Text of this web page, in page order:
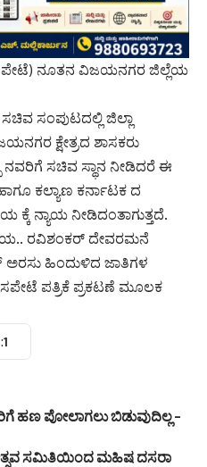
ನೂತನ ವಿಜಯನಗರ ಜಿಲ್ಲೆಯ
ಸಂಪುಟದಲ್ಲಿ ಜಿಲ್ಲಾ
ಕ್ಷೇತ್ರದ ಶಾಸಕರು
ಸಚಿವ ಸ್ಥಾನ ನೀಡಿದರೆ ಈ
ಕಲ್ಯಾಣ ಕರ್ನಾಟಕ ದ
ನ್ಯಾಯ ನೀಡಿದಂತಾಗುತ್ತದೆ.
ರವಿಶಂಕರ್ ದೇವರಮನೆ
ಅರಸು ಹಿಂದುಳಿದ ಜಾತಿಗಳ
ಪತ್ರಿಕೆ ಪ್ರಕಟಣೆ ಮೂಲಕ
1
ಹಣ ಪೋಲಾಗಲು ಬಿಡುವುದಿಲ್ಲ –
ಸಮಿತಿಯಿಂದ ಮಹಿಷ ದಸರಾ